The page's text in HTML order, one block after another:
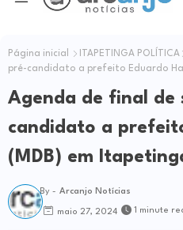
Página inicial ITAPETINGA POLÍTICA
pré-candidato a prefeito Eduardo
Agenda de final de
candidato a
(MDB) em
By - Arcanjo Notícias
maio 27, 2024 1 minute